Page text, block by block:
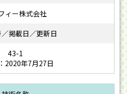
ィー株式会社
43-1
2020年7月27日